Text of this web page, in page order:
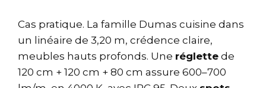
Cas pratique. La famille Dumas cuisine dans
un linéaire de 3,20 m, crédence claire,
meubles hauts profonds. Une réglette de
120 cm + 120 cm + 80 cm assure 600–700